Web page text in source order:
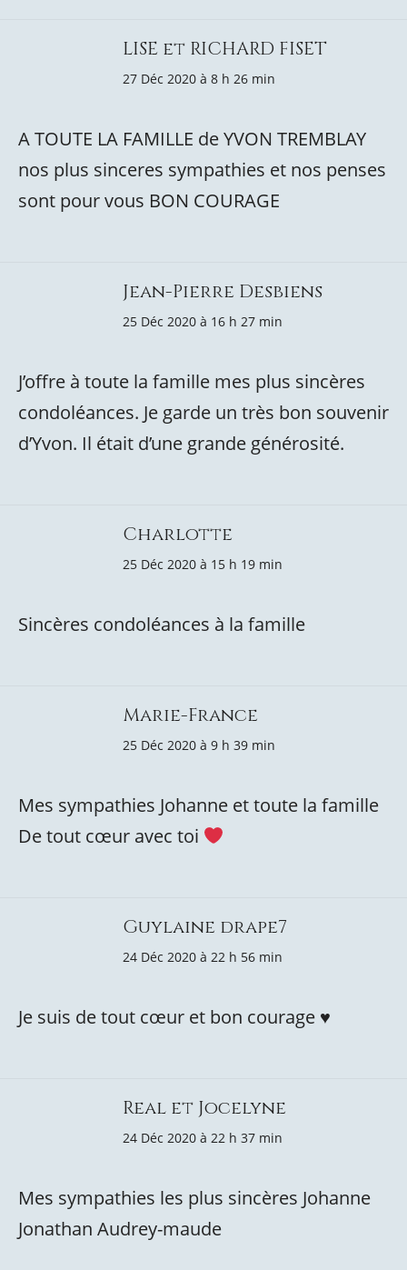
LISE et RICHARD FISET
27 Déc 2020 à 8 h 26 min
A TOUTE LA FAMILLE de YVON TREMBLAY
nos plus sinceres sympathies et nos penses
sont pour vous BON COURAGE
Jean-Pierre Desbiens
25 Déc 2020 à 16 h 27 min
J’offre à toute la famille mes plus sincères
condoléances. Je garde un très bon souvenir
d’Yvon. Il était d’une grande générosité.
Charlotte
25 Déc 2020 à 15 h 19 min
Sincères condoléances à la famille
Marie-France
25 Déc 2020 à 9 h 39 min
Mes sympathies Johanne et toute la famille
De tout cœur avec toi
Guylaine drape7
24 Déc 2020 à 22 h 56 min
Je suis de tout cœur et bon courage ♥️
Real et Jocelyne
24 Déc 2020 à 22 h 37 min
Mes sympathies les plus sincères Johanne
Jonathan Audrey-maude